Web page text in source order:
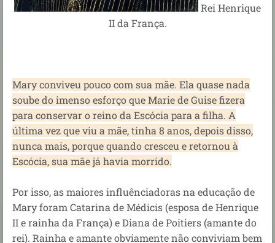
Rei Henrique
II da França.
Mary conviveu pouco com sua mãe. Ela quase nada
soube do imenso esforço que Marie de Guise fizera
para conservar o reino da Escócia para a filha. A
última vez que viu a mãe, tinha 8 anos, depois disso,
nunca mais, porque quando cresceu e retornou à
Escócia, sua mãe já havia morrido.
Por isso, as maiores influênciadoras na educação de
Mary foram Catarina de Médicis (esposa de Henrique
II e rainha da França) e Diana de Poitiers (amante do
rei). Rainha e amante obviamente não conviviam bem